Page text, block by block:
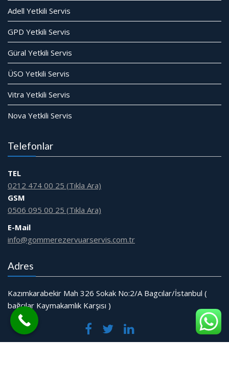
Adell Yetkili Servis
GPD Yetkili Servis
Güral Yetkili Servis
ÜSO Yetkili Servis
Vitra Yetkili Servis
Nova Yetkili Servis
Telefonlar
TEL
0212 474 00 25 (Tıkla Ara)
GSM
0506 095 00 25 (Tıkla Ara)
E-Mail
info@gommerezervuarservis.com.tr
Adres
Kazımkarabekir Mah 326 Sokak No:2/A Bagcılar/İstanbul (
bağcılar Kaymakamlık Karşısı )